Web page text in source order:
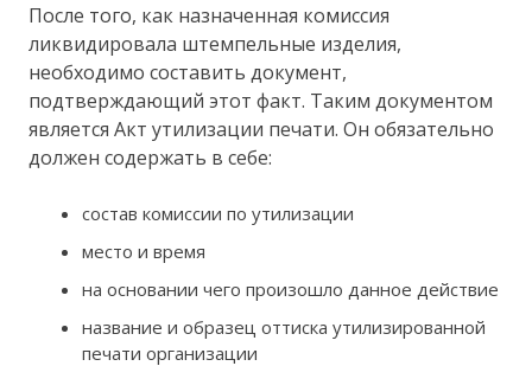
После того, как назначенная комиссия
ликвидировала штемпельные изделия,
необходимо составить документ,
подтверждающий этот факт. Таким документом
является Акт утилизации печати. Он обязательно
должен содержать в себе:
состав комиссии по утилизации
место и время
на основании чего произошло данное действие
название и образец оттиска утилизированной
печати организации